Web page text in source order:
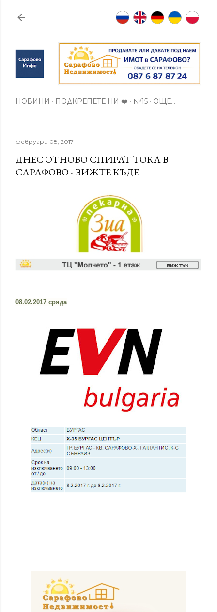
Пропускане към основното съдържание
НОВИНИ ПОДКРЕПЕТЕ НИ ❤️ №15 ОЩЕ…
февруари 08, 2017
ДНЕС ОТНОВО СПИРАТ ТОКА В
САРАФОВО - ВИЖТЕ КЪДЕ
08.02.2017 сряда